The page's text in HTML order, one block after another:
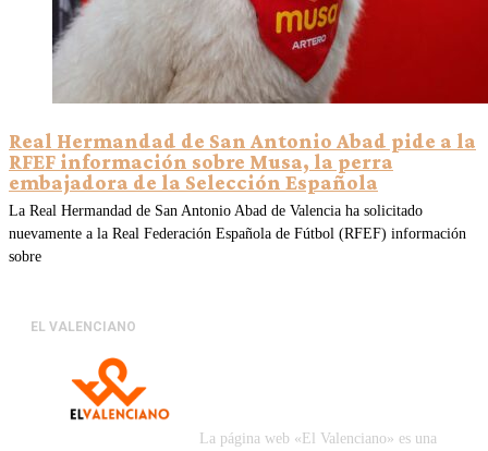
Real Hermandad de San Antonio Abad pide a la
RFEF información sobre Musa, la perra
embajadora de la Selección Española
La Real Hermandad de San Antonio Abad de Valencia ha solicitado
nuevamente a la Real Federación Española de Fútbol (RFEF) información
sobre
EL VALENCIANO
La página web «El Valenciano» es una